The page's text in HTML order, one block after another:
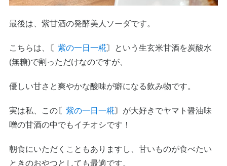
最後は、紫甘酒の発酵美人ソーダです。
こちらは、〘 紫の一日一糀〙という生玄米甘酒を炭酸水
(無糖)で割っただけなのですが、
優しい甘さと爽やかな酸味が癖になる飲み物です。
実は私、この〘 紫の一日一糀〙が大好きでヤマト醤油味
噌の甘酒の中でもイチオシです！
朝食にいただくこともありますし、甘いものが食べたい
ときのおやつとしても最適です。